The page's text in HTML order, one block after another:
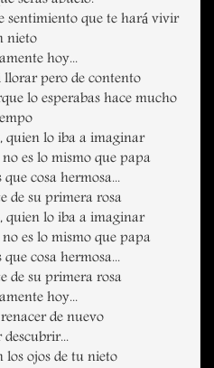
sentimiento que te hará vivir
nieto
hoy...
pero de contento
lo esperabas hace mucho
quien lo iba a imaginar
es lo mismo que papa
cosa hermosa...
de su primera rosa
quien lo iba a imaginar
es lo mismo que papa
cosa hermosa...
de su primera rosa
hoy...
de nuevo
descubrir...
los ojos de tu nieto